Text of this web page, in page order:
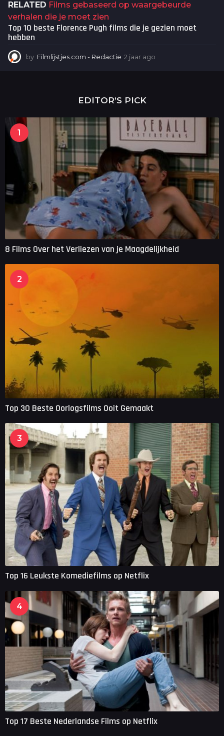
RELATED Films gebaseerd op waargebeurde
verhalen die je moet zien
Top 10 beste Florence Pugh films die je gezien moet
hebben
by Filmlijstjes.com - Redactie 2 jaar ago
EDITOR’S PICK
1
8 Films Over het Verliezen van je Maagdelijkheid
2
Top 30 Beste Oorlogsfilms Ooit Gemaakt
3
Top 16 Leukste Komediefilms op Netflix
4
Top 17 Beste Nederlandse Films op Netflix